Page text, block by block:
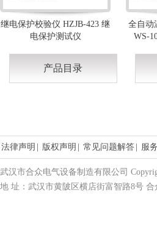
继电保护校验仪 HZJB-423 继
电保护测试仪
全自动
WS-
产品目录
法律声明 版权声明 常见问题解答 服
武汉市合众电气设备制造有限公司
地 址：武汉市黄陂区横店街富智路8号